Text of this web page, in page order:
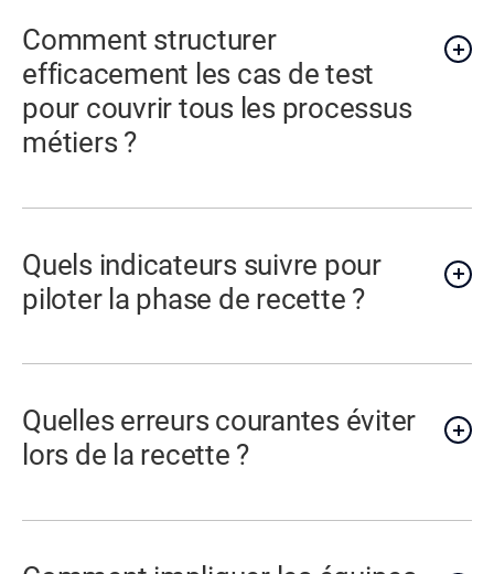
Comment structurer
efficacement les cas de test
pour couvrir tous les processus
métiers ?
Quels indicateurs suivre pour
piloter la phase de recette ?
Quelles erreurs courantes éviter
lors de la recette ?